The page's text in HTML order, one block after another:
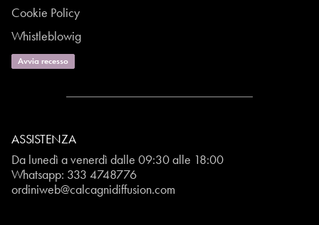
Cookie Policy
Whistleblowig
Avvia recesso
ASSISTENZA
Da lunedì a venerdì dalle 09:30 alle 18:00
Whatsapp: 333 4748776
ordiniweb@calcagnidiffusion.com